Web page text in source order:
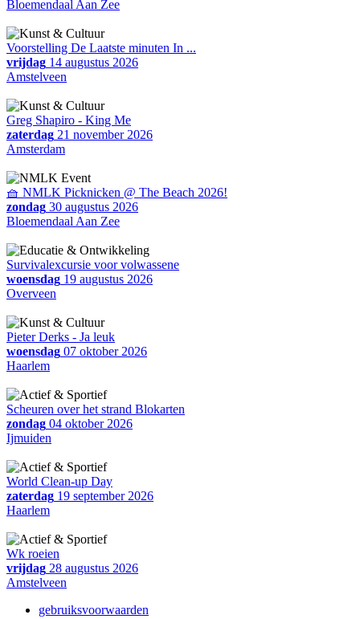
Bloemendaal Aan Zee
Voorstelling De Laatste minuten In ...
vrijdag 14 augustus 2026
Amstelveen
Greg Shapiro - King Me
zaterdag 21 november 2026
Amsterdam
🧺 NMLK Picknicken @ The Beach 2026!
zondag 30 augustus 2026
Bloemendaal Aan Zee
Survivalexcursie voor volwassene
woensdag 19 augustus 2026
Overveen
Pieter Derks - Ja leuk
woensdag 07 oktober 2026
Haarlem
Scheuren over het strand Blokarten
zondag 04 oktober 2026
Ijmuiden
World Clean-up Day
zaterdag 19 september 2026
Haarlem
Wk roeien
vrijdag 28 augustus 2026
Amstelveen
gebruiksvoorwaarden